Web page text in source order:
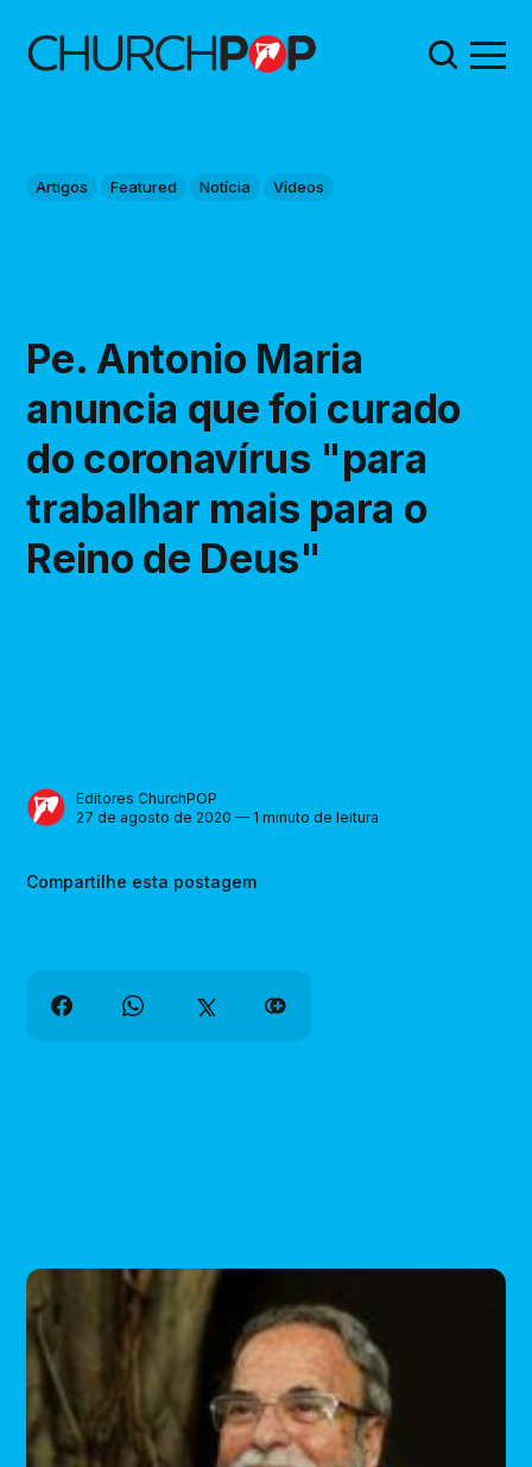
Artigos Featured Notícia Vídeos
Pe. Antonio Maria
anuncia que foi curado
do coronavírus "para
trabalhar mais para o
Reino de Deus"
Editores ChurchPOP
27 de agosto de 2020 — 1 minuto de leitura
Compartilhe esta postagem